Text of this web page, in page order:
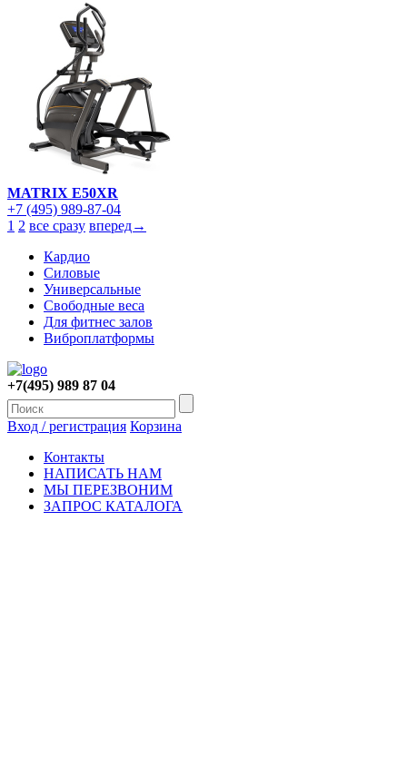
MATRIX E50XR
+7 (495) 989-87-04
1 2 все сразу вперед→
Кардио
Силовые
Универсальные
Свободные веса
Для фитнес залов
Виброплатформы
+7(495) 989 87 04
Вход / регистрация Корзина
Контакты
НАПИСАТЬ НАМ
МЫ ПЕРЕЗВОНИМ
ЗАПРОС КАТАЛОГА